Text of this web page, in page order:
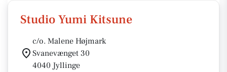
Studio Yumi Kitsune
c/o. Malene Højmark
Svanevænget 30
4040 Jyllinge